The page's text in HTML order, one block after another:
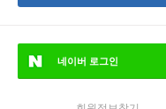
네이버 로그인